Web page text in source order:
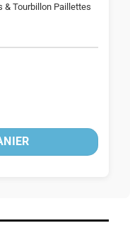
& Tourbillon Paillettes